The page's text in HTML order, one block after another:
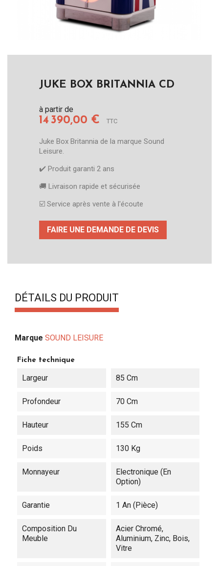
JUKE BOX BRITANNIA CD
à partir de
14 390,00 € TTC
Juke Box Britannia de la marque Sound
Leisure.
✔️​ Produit garanti 2 ans
🚚​ Livraison rapide et sécurisée
☑️​ Service après vente à l'écoute
FAIRE UNE DEMANDE DE DEVIS
DÉTAILS DU PRODUIT
Marque SOUND LEISURE
Fiche technique
Largeur 85 Cm
Profondeur 70 Cm
Hauteur 155 Cm
Poids 130 Kg
Monnayeur
Electronique (en
Option)
Garantie 1 An (pièce)
Composition Du
Meuble
Acier Chromé,
Aluminium, Zinc, Bois,
Vitre